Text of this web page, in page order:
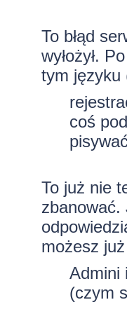
To błąd
wyłożył.
tym języku
coś
To już nie
zbanować.
możesz
Admini
(czym